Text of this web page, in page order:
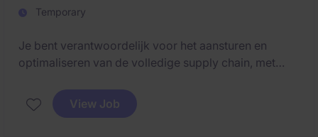
Temporary
Je bent verantwoordelijk voor het aansturen en
optimaliseren van de volledige supply chain, met
ondersteuning van de verdere groei van de
organisatie.
View Job